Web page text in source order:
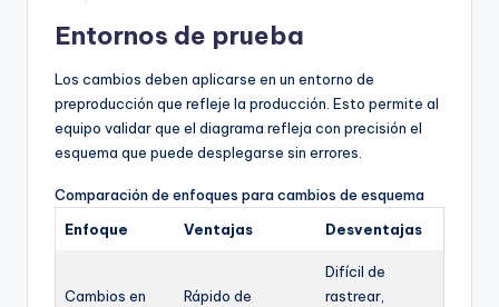
Entornos de prueba
Los cambios deben aplicarse en un entorno de
preproducción que refleje la producción. Esto permite al
equipo validar que el diagrama refleja con precisión el
esquema que puede desplegarse sin errores.
Comparación de enfoques para cambios de esquema
Enfoque
Ventajas Desventajas
Cambios en
Rápido de
Difícil de
rastrear,